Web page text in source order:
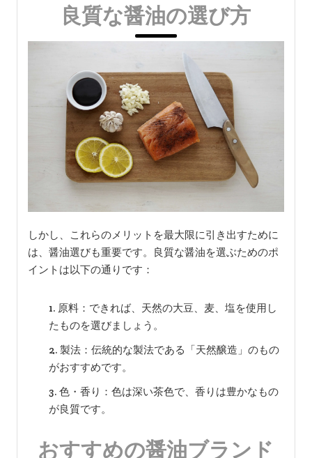
良質な醤油の選び方
しかし、これらのメリットを最大限に引き出すために
は、醤油選びも重要です。良質な醤油を選ぶためのポ
イントは以下の通りです：
原料：できれば、天然の大豆、麦、塩を使用し
たものを選びましょう。
製法：伝統的な製法である「天然醸造」のもの
がおすすめです。
色・香り：色は深い茶色で、香りは豊かなもの
が良質です。
おすすめの醤油ブランド